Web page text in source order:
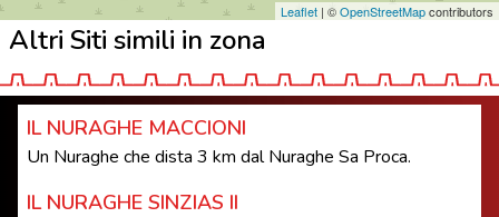
Leaflet | ©OpenStreetMapcontributors
Altri Siti simili in zona
IL NURAGHE MACCIONI
Un Nuraghe che dista 3 km dal Nuraghe Sa Proca.
IL NURAGHE SINZIAS II